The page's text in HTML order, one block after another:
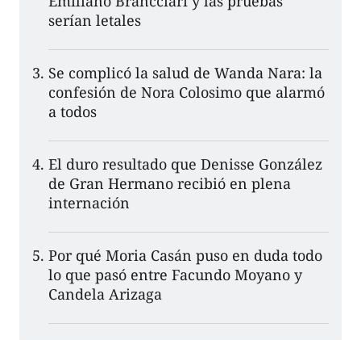
serían letales
Se complicó la salud de Wanda Nara: la
confesión de Nora Colosimo que alarmó
a todos
El duro resultado que Denisse González
de Gran Hermano recibió en plena
internación
Por qué Moria Casán puso en duda todo
lo que pasó entre Facundo Moyano y
Candela Arizaga